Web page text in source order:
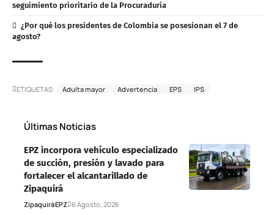
seguimiento prioritario de la Procuraduría
¿Por qué los presidentes de Colombia se posesionan el 7 de
agosto?
ETIQUETAS: Adulta mayor Advertencia EPS IPS
Últimas Noticias
EPZ incorpora vehículo especializado
de succión, presión y lavado para
fortalecer el alcantarillado de
Zipaquirá
ZipaquiráEPZ 6 Agosto, 2026